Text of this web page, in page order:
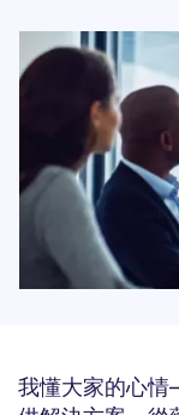
我懂大家的心